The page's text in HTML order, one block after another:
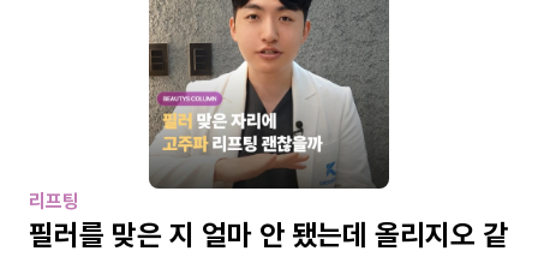
리프팅
필러를 맞은 지 얼마 안 됐는데 올리지오 같